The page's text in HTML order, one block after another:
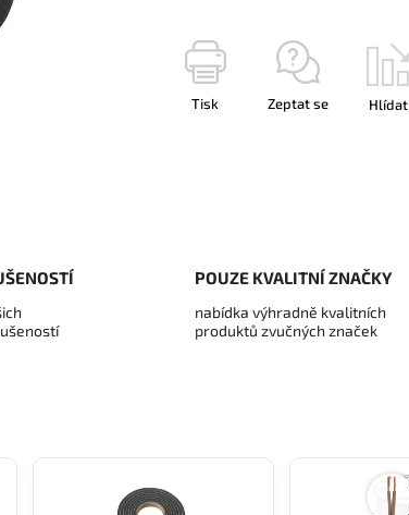
Tisk Zeptat se Hlídat
POUZE KVALITNÍ ZNAČKY
nabídka výhradně kvalitních
produktů zvučných značek